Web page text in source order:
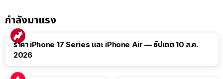
กำลังมาแรง
ราคา iPhone 17 Series และ iPhone Air — อัปเดต 10 ส.ค.
2026